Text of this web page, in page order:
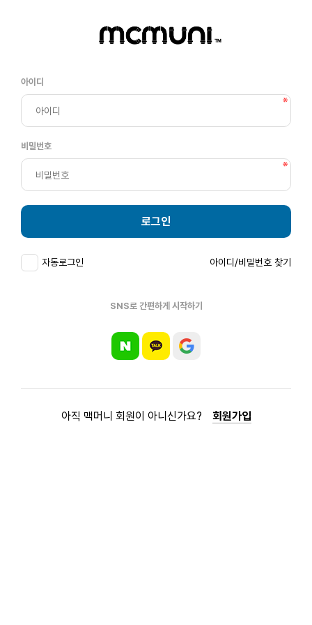
아이디
비밀번호
로그인
자동로그인 아이디/비밀번호 찾기
SNS로 간편하게 시작하기
아직 맥머니 회원이 아니신가요? 회원가입